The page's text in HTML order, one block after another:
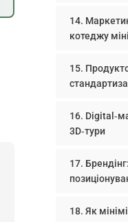
котеджу
3D‑тури
Як